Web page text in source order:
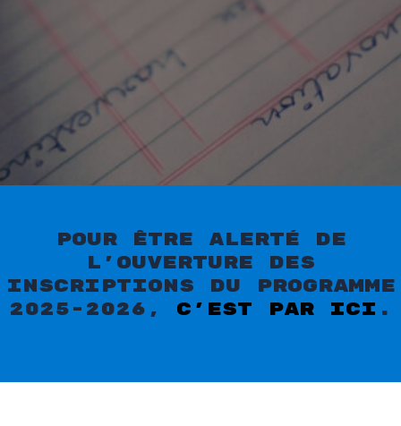
Pour être alerté de
l’ouverture des
inscriptions du programme
2025-2026, c’est par ici .